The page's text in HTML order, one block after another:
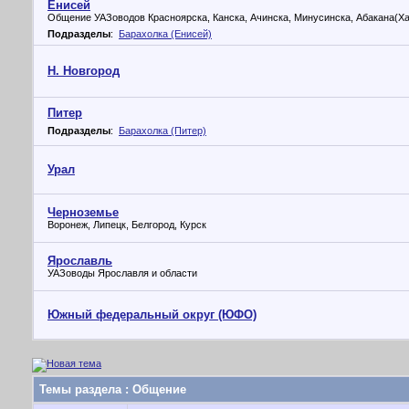
Енисей
Общение УАЗоводов Красноярска, Канска, Ачинска, Минусинска,
Подразделы: Барахолка (Енисей)
Н. Новгород
Питер
Подразделы: Барахолка (Питер)
Урал
Черноземье
Воронеж, Липецк, Белгород, Курск
Ярославль
УАЗоводы Ярославля и области
Южный федеральный округ (ЮФО)
Темы раздела: Общение